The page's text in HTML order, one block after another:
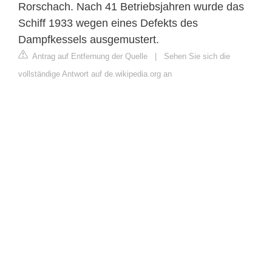
Rorschach. Nach 41 Betriebsjahren wurde das
Schiff 1933 wegen eines Defekts des
Dampfkessels ausgemustert.
Antrag auf Entfernung der Quelle
Sehen Sie sich die
vollständige Antwort auf de.wikipedia.org an